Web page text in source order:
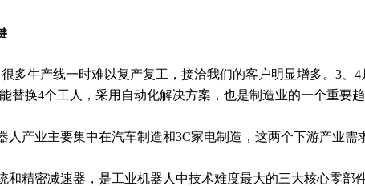
多生产线一时难以复产复工，接洽我们的客户明显增多。3、
替换4个工人，采用自动化解决方案，也是制造业的一个重要趋
人产业主要集中在汽车制造和3C家电制造，这两个下游产业需
和精密减速器，是工业机器人中技术难度最大的三大核心零部